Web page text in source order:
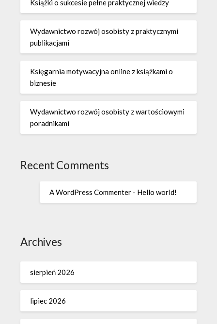
Książki o sukcesie pełne praktycznej wiedzy
Wydawnictwo rozwój osobisty z praktycznymi
publikacjami
Księgarnia motywacyjna online z książkami o
biznesie
Wydawnictwo rozwój osobisty z wartościowymi
poradnikami
Recent Comments
A WordPress Commenter - Hello world!
Archives
sierpień 2026
lipiec 2026